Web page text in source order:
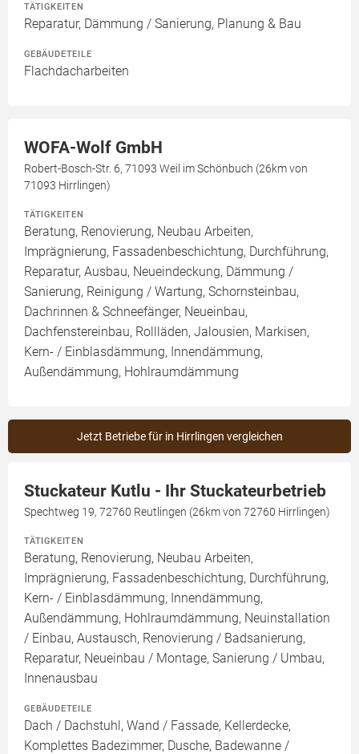
TÄTIGKEITEN
Reparatur, Dämmung / Sanierung, Planung & Bau
GEBÄUDETEILE
Flachdacharbeiten
WOFA-Wolf GmbH
Robert-Bosch-Str. 6, 71093 Weil im Schönbuch (26km von
71093 Hirrlingen)
TÄTIGKEITEN
Beratung, Renovierung, Neubau Arbeiten,
Imprägnierung, Fassadenbeschichtung, Durchführung,
Reparatur, Ausbau, Neueindeckung, Dämmung /
Sanierung, Reinigung / Wartung, Schornsteinbau,
Dachrinnen & Schneefänger, Neueinbau,
Dachfenstereinbau, Rollläden, Jalousien, Markisen,
Kern- / Einblasdämmung, Innendämmung,
Außendämmung, Hohlraumdämmung
Jetzt Betriebe für in Hirrlingen vergleichen
Stuckateur Kutlu - Ihr Stuckateurbetrieb
Spechtweg 19, 72760 Reutlingen (26km von 72760 Hirrlingen)
TÄTIGKEITEN
Beratung, Renovierung, Neubau Arbeiten,
Imprägnierung, Fassadenbeschichtung, Durchführung,
Kern- / Einblasdämmung, Innendämmung,
Außendämmung, Hohlraumdämmung, Neuinstallation
/ Einbau, Austausch, Renovierung / Badsanierung,
Reparatur, Neueinbau / Montage, Sanierung / Umbau,
Innenausbau
GEBÄUDETEILE
Dach / Dachstuhl, Wand / Fassade, Kellerdecke,
Komplettes Badezimmer, Dusche, Badewanne /